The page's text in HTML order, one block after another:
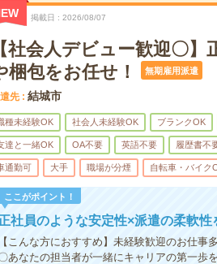
掲載日 2026/08/07
【社会人デビュー歓迎〇
梱包をお任せ！
無期雇用派遣
先 結城市
種未経験OK 社会人未経験OK ブランクOK
達と一緒OK OA不要 英語不要 履歴書不
通勤可 大手 職場が分煙 自転車・バイク
ここがポイント！
社員のような安定性×派遣の柔軟性
【こんな方におすすめ】未経験歓迎のお仕
あなたの担当者が一緒にキャリアの第一歩